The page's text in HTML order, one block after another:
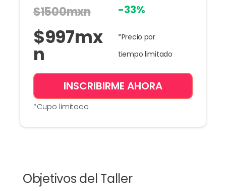
$1500mxn -33%
$997mx
n
*Precio por
tiempo limitado
INSCRIBIRME AHORA
*Cupo limitado
Objetivos del Taller